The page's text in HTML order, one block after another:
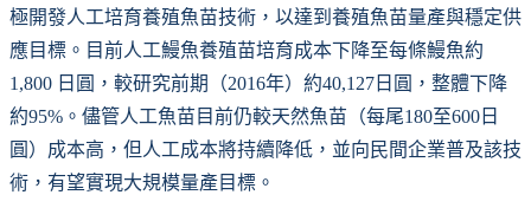
極開發人工培育養殖魚苗技術，以達到養殖魚苗量產與穩定供
應目標。目前人工鰻魚養殖苗培育成本下降至每條鰻魚約
1,800 日圓，較研究前期（2016年）約40,127日圓，整體下降
約95%。儘管人工魚苗目前仍較天然魚苗（每尾180至600日
圓）成本高，但人工成本將持續降低，並向民間企業普及該技
術，有望實現大規模量產目標。